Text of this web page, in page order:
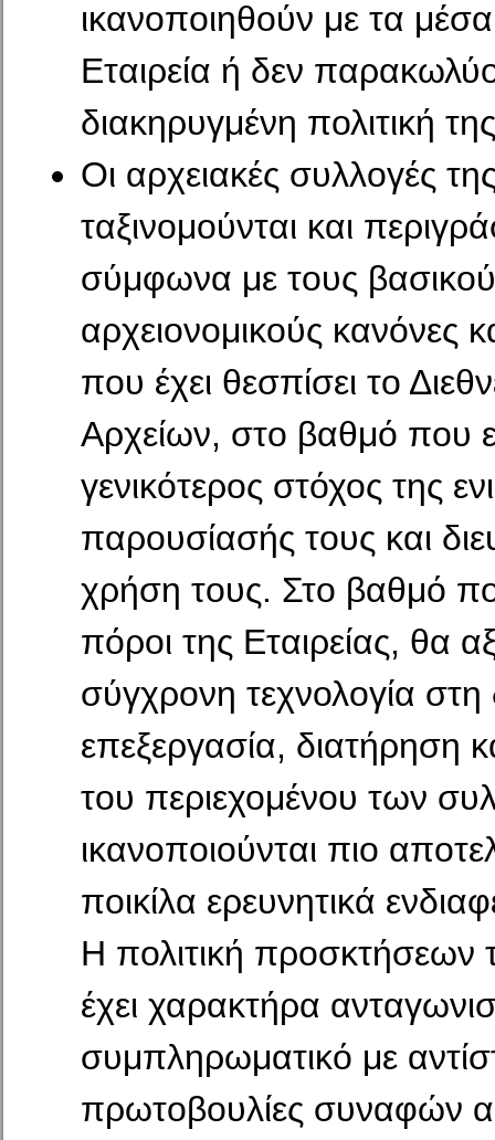
ικανοποιηθούν με τα
Εταιρεία ή δεν
διακηρυγμένη πολιτική
Οι αρχειακές συλλογές
ταξινομούνται και
σύμφωνα με τους
αρχειονομικούς κανόνες
που έχει θεσπίσει το
Αρχείων, στο βαθμό που
γενικότερος στόχος της
παρουσίασής τους και
χρήση τους. Στο βαθμό
πόροι της Εταιρείας, θα
σύγχρονη τεχνολογία στη
επεξεργασία, διατήρηση
του περιεχομένου των
ικανοποιούνται πιο
ποικίλα ερευνητικά
Η πολιτική
έχει χαρακτήρα
συμπληρωματικό με
πρωτοβουλίες συναφών